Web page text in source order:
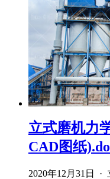
立式磨机力
CAD图纸
2020年12月31日 ·